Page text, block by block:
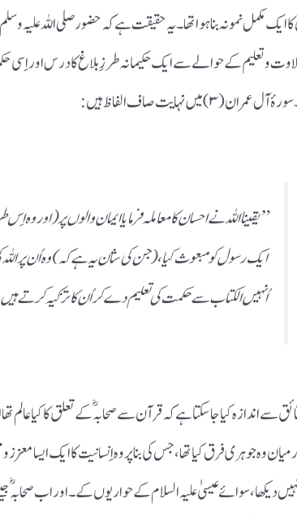
ایک مکمل نمونہ بنا ہوا تھا۔یہ حقیقت ہے کہ حضور صلی اللہ علیہ و
و تعلیم کے حوالے سے ایک حکیمانہ طرزِ بلاغ کا درس اور
(۳) میں نہایت صاف الفاظ ہیں :
” یقینا اللہ نے احسان کا معاملہ فرمایا ایمان والوں
ایک رسول کو مبعوث کیا،( جن کی شان یہ ہے کہ ) وہ اُن پر
اُنہیں الکتاب سے حکمت کی تعلیم دے کر اُن کا تزکیہ کرتے
سے اندازہ کیا جاسکتا ہے کہ قرآن سے صحابہؓ کے تعلق کا کیا
وہ جوہری فرق کیا تھا، جس کی بنا پر وہ اِنسانیت کا ایک ایسا
دیکھا،سوائے عیسیٰ علیہ السلام کے حواریوں کے ۔اور اب صحابہؓ